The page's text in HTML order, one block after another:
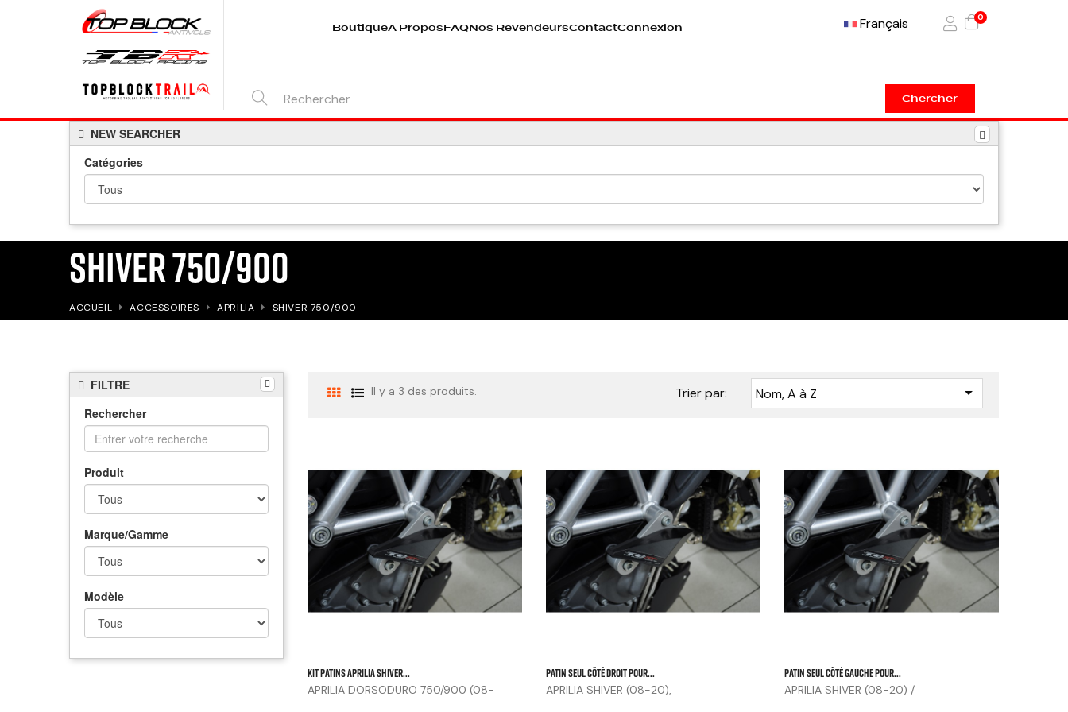
BoutiqueA ProposFAQNos RevendeursContactConnexion Français 0
Chercher
NEW SEARCHER
Catégories
SHIVER 750/900
ACCUEIL ACCESSOIRES APRILIA SHIVER 750/900
FILTRE
Rechercher
Produit
Marque/Gamme
Modèle
Il y a 3 des produits. Trier par: Nom, A à Z 


KIT PATINS APRILIA SHIVER...
APRILIA DORSODURO 750/900 (08-


Patin Seul Côté Droit Pour...
APRILIA SHIVER (08-20),
Patin Seul Côté Gauche Pour...
APRILIA SHIVER (08-20) /